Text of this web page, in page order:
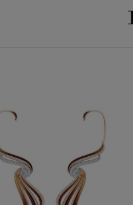
avec une grande image et